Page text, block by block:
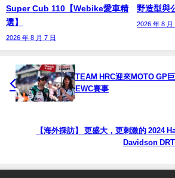
Super Cub 110【Webike愛車精
選】
2026 年 8 月 7 日
野造型與
2026 年 8 月
TEAM HRC迎來MOTO GP
EWC賽事
【海外採訪】 更盛大，更刺激的 2024
Davidson